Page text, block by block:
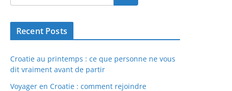
Recent Posts
Croatie au printemps : ce que personne ne vous
dit vraiment avant de partir
Voyager en Croatie : comment rejoindre